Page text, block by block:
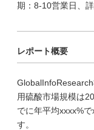
期：8-10営業日、
レポート概要
用硫酸市場規模は
でに年平均xxxx%
す。